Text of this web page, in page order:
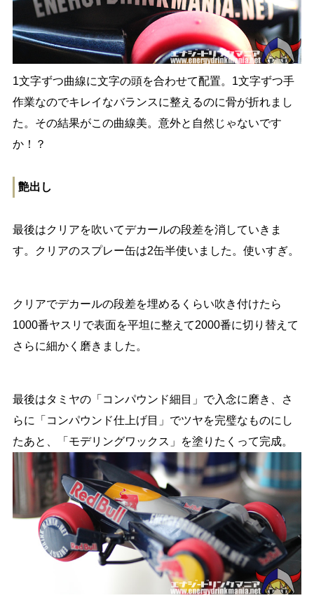
1文字ずつ曲線に文字の頭を合わせて配置。1文字ずつ手
作業なのでキレイなバランスに整えるのに骨が折れまし
た。その結果がこの曲線美。意外と自然じゃないです
か！？
艶出し
最後はクリアを吹いてデカールの段差を消していきま
す。クリアのスプレー缶は2缶半使いました。使いすぎ。
クリアでデカールの段差を埋めるくらい吹き付けたら
1000番ヤスリで表面を平坦に整えて2000番に切り替えて
さらに細かく磨きました。
最後はタミヤの「コンパウンド細目」で入念に磨き、さ
らに「コンパウンド仕上げ目」でツヤを完璧なものにし
たあと、「モデリングワックス」を塗りたくって完成。